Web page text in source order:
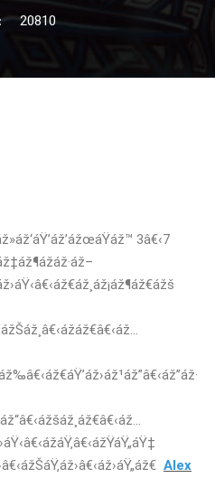
20810
3â€‹7
Alex